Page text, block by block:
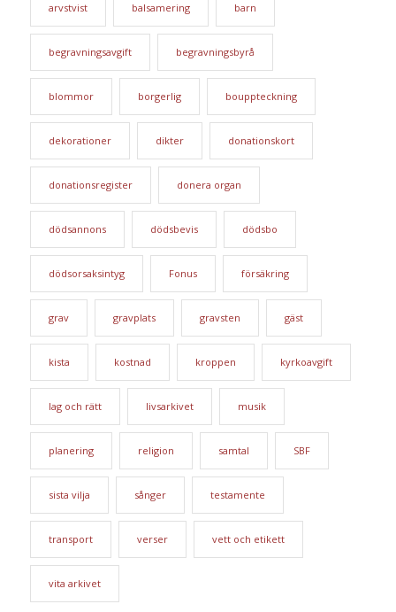
arvstvist balsamering barn
begravningsavgift begravningsbyrå
blommor borgerlig bouppteckning
dekorationer dikter donationskort
donationsregister donera organ
dödsannons dödsbevis dödsbo
dödsorsaksintyg Fonus försäkring
grav gravplats gravsten gäst
kista kostnad kroppen kyrkoavgift
lag och rätt livsarkivet musik
planering religion samtal SBF
sista vilja sånger testamente
transport verser vett och etikett
vita arkivet